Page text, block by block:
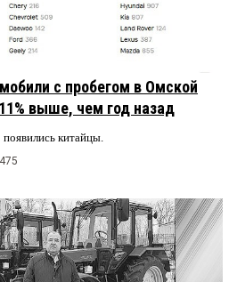
с пробегом в Омской
выше, чем год назад
китайцы.
475